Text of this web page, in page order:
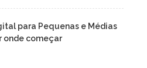
para Pequenas e Médias
onde começar